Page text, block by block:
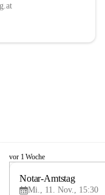
V
vor 1 Woche
Notar-Amtstag
Mi., 11. Nov., 15:30